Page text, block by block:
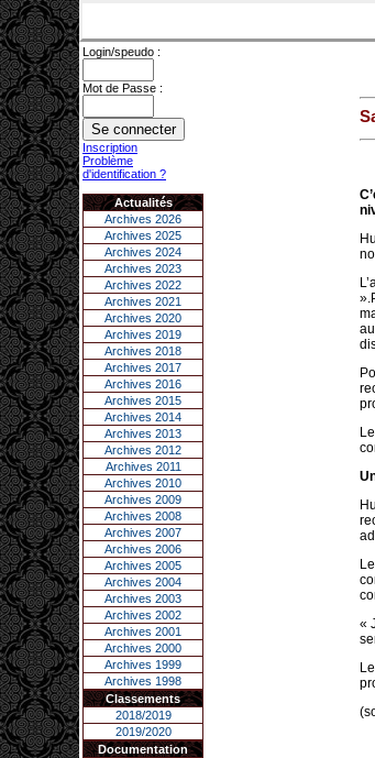
Login/speudo :
Mot de Passe :
Inscription
Problème
d'identification ?
Actualités
Archives 2026
Archives 2025
Archives 2024
Archives 2023
Archives 2022
Archives 2021
Archives 2020
Archives 2019
Archives 2018
Archives 2017
Archives 2016
Archives 2015
Archives 2014
Archives 2013
Archives 2012
Archives 2011
Archives 2010
Archives 2009
Archives 2008
Archives 2007
Archives 2006
Archives 2005
Archives 2004
Archives 2003
Archives 2002
Archives 2001
Archives 2000
Archives 1999
Archives 1998
Classements
2018/2019
2019/2020
Documentation
«